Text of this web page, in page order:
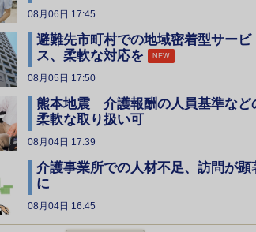
08月06日 17:45
避難先市町村での地域密着型サービ
ス、柔軟な対応を
NEW
08月05日 17:50
熊本地震 介護報酬の人員基準など
柔軟な取り扱い可
08月04日 17:39
介護事業所での人材不足、訪問が顕
に
08月04日 16:45